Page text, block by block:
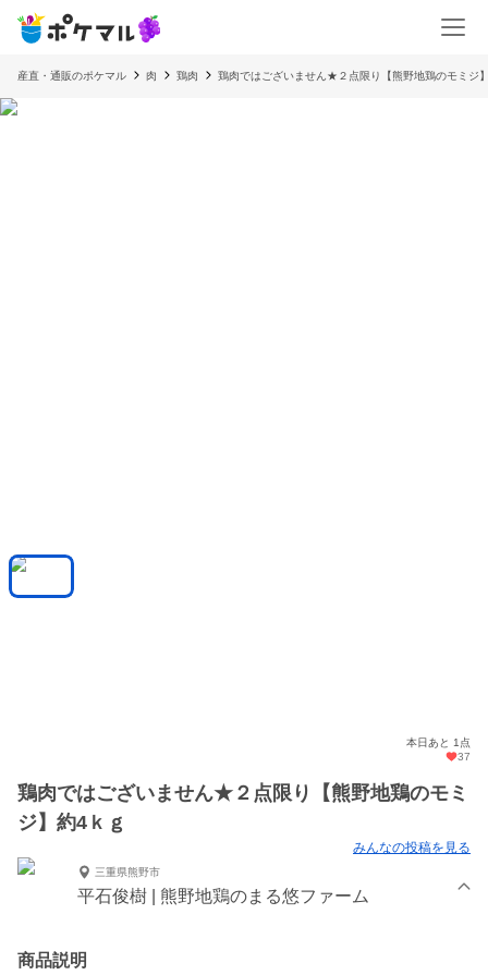
産直・通販のポケマル 肉 鶏肉 鶏肉ではございません★２点限り【熊野地鶏のモミジ
本日あと 1点
37
鶏肉ではございません★２点限り【熊野地鶏のモミ
ジ】約4ｋｇ
みんなの投稿を見る
三重県熊野市
平石俊樹 | 熊野地鶏のまる悠ファーム
商品説明